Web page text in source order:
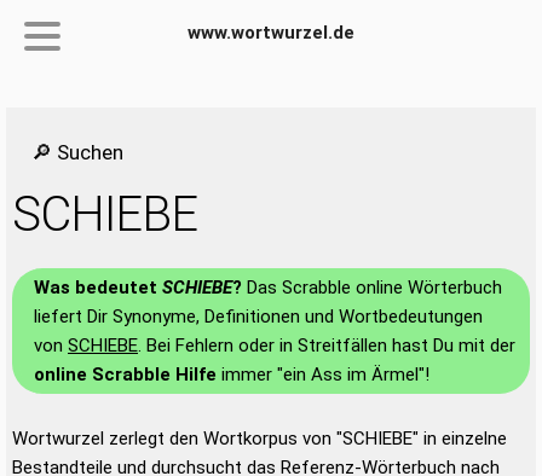
www.wortwurzel.de
🔎 Suchen
SCHIEBE
Was bedeutet SCHIEBE? Das Scrabble online Wörterbuch
liefert Dir Synonyme, Definitionen und Wortbedeutungen
von SCHIEBE. Bei Fehlern oder in Streitfällen hast Du mit der
online Scrabble Hilfe immer "ein Ass im Ärmel"!
Wortwurzel zerlegt den Wortkorpus von "SCHIEBE" in einzelne
Bestandteile und durchsucht das Referenz-Wörterbuch nach